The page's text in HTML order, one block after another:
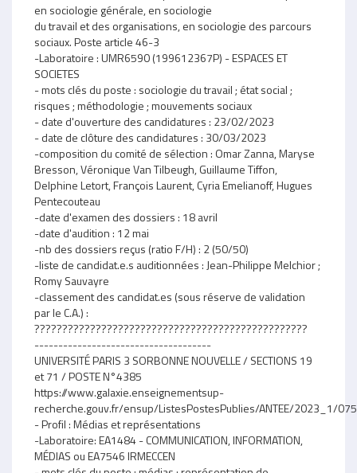
en sociologie générale, en sociologie
du travail et des organisations, en sociologie des parcours
sociaux. Poste article 46-3
-Laboratoire : UMR6590 (199612367P) - ESPACES ET
SOCIETES
- mots clés du poste : sociologie du travail ; état social ;
risques ; méthodologie ; mouvements sociaux
- date d'ouverture des candidatures : 23/02/2023
- date de clôture des candidatures : 30/03/2023
-composition du comité de sélection : Omar Zanna, Maryse
Bresson, Véronique Van Tilbeugh, Guillaume Tiffon,
Delphine Letort, François Laurent, Cyria Emelianoff, Hugues
Pentecouteau
-date d'examen des dossiers : 18 avril
-date d'audition : 12 mai
-nb des dossiers reçus (ratio F/H) : 2 (50/50)
-liste de candidat.e.s auditionnées : Jean-Philippe Melchior ;
Romy Sauvayre
-classement des candidat.es (sous réserve de validation
par le C.A.) :
?????????????????????????????????????????????????
-------------------------------------
UNIVERSITÉ PARIS 3 SORBONNE NOUVELLE / SECTIONS 19
et 71 / POSTE N°4385
https://www.galaxie.enseignementsup-
recherche.gouv.fr/ensup/ListesPostesPublies/ANTEE/2023_1/
- Profil : Médias et représentations
-Laboratoire: EA1484 - COMMUNICATION, INFORMATION,
MÉDIAS ou EA7546 IRMECCEN